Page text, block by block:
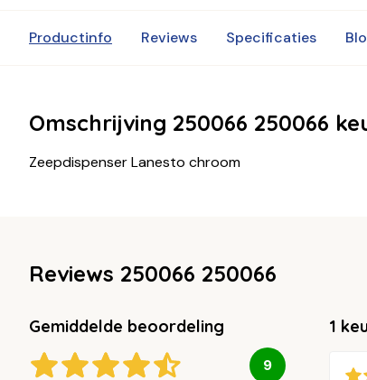
Productinfo Reviews Specificaties
Omschrijving 250066 250066
Zeepdispenser Lanesto chroom
Reviews 250066 250066
Gemiddelde beoordeling
9
1